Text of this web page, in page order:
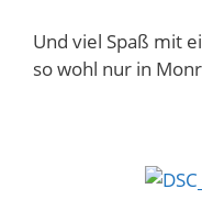
Und viel Spaß mit
so wohl nur in